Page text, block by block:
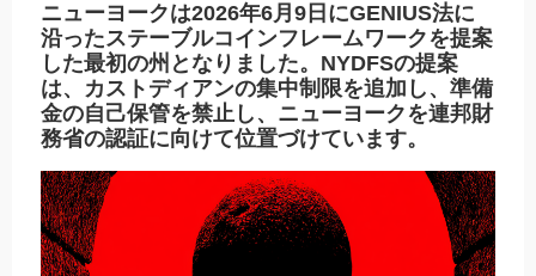
ニューヨークは2026年6月9日にGENIUS法に
沿ったステーブルコインフレームワークを提案
した最初の州となりました。NYDFSの提案
は、カストディアンの集中制限を追加し、準備
金の自己保管を禁止し、ニューヨークを連邦財
務省の認証に向けて位置づけています。